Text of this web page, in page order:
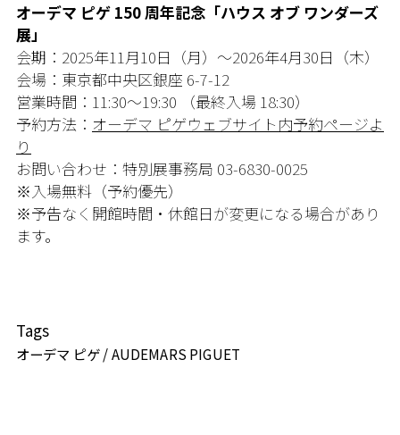
オーデマ ピゲ 150 周年記念「ハウス オブ ワンダーズ
展」
会期：2025年11月10日（月）〜2026年4月30日（木）
会場：東京都中央区銀座 6-7-12
営業時間：11:30～19:30 （最終入場 18:30）
予約方法： オーデマ ピゲウェブサイト内予約ページよ
り
お問い合わせ：特別展事務局 03-6830-0025
※入場無料（予約優先）
※予告なく開館時間・休館日が変更になる場合があり
ます。
Tags
オーデマ ピゲ / AUDEMARS PIGUET